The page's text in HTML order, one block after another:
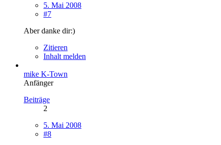
5. Mai 2008
#7
Aber danke dir:)
Zitieren
Inhalt melden
mike K-Town
Anfänger
Beiträge
2
5. Mai 2008
#8